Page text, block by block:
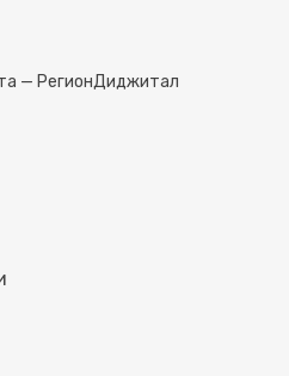
— РегионДиджитал